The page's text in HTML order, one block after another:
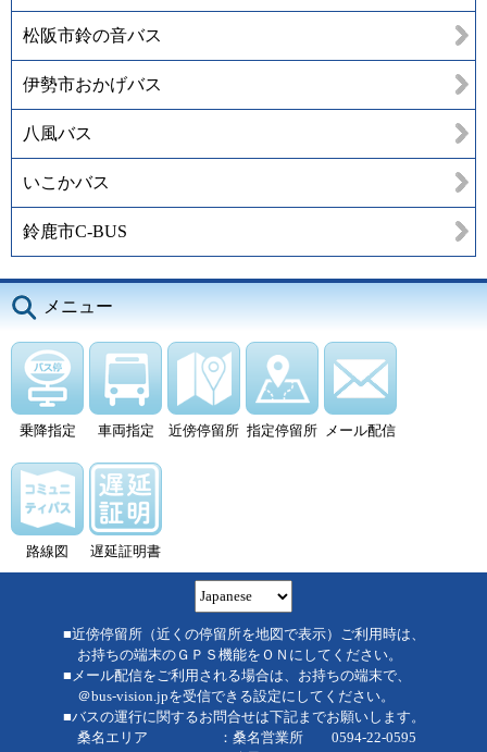
松阪市鈴の音バス
伊勢市おかげバス
八風バス
いこかバス
鈴鹿市C-BUS
メニュー
乗降指定 車両指定 近傍停留所 指定停留所 メール配信
路線図 遅延証明書
■近傍停留所（近くの停留所を地図で表示）ご利用時は、
お持ちの端末のＧＰＳ機能をＯＮにしてください。
■メール配信をご利用される場合は、お持ちの端末で、
＠bus-vision.jpを受信できる設定にしてください。
■バスの運行に関するお問合せは下記までお願いします。
桑名エリア ：桑名営業所 0594-22-0595